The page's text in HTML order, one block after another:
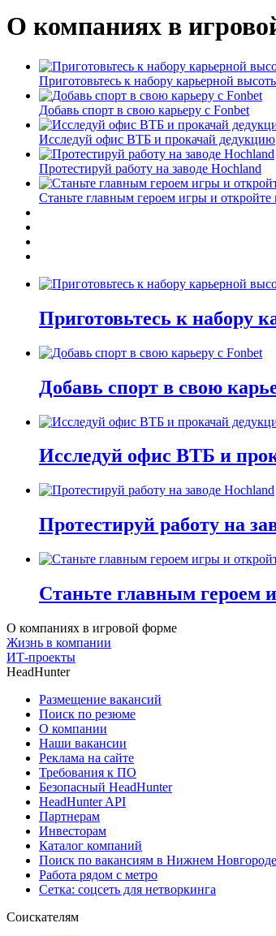
О компаниях в
Приготовьтесь к набору карьерной
Добавь спорт в свою карьеру с Fonbet
Исследуй офис ВТБ и прокачай дедукцию
Протестируй работу на заводе Hochland
Станьте главным героем игры и откройте
Приготовьтесь к набору
Добавь спорт в свою
Исследуй офис ВТБ и
Протестируй работу на
Станьте главным героем
О компаниях в игровой форме
Жизнь в компании
ИТ-проекты
HeadHunter
Размещение вакансий
Поиск по резюме
О компании
Наши вакансии
Реклама на сайте
Требования к ПО
Безопасный HeadHunter
HeadHunter API
Партнерам
Инвесторам
Каталог компаний
Поиск по вакансиям в Нижнем Новгороде
Работа рядом с метро
Сетка: соцсеть для нетворкинга
Соискателям